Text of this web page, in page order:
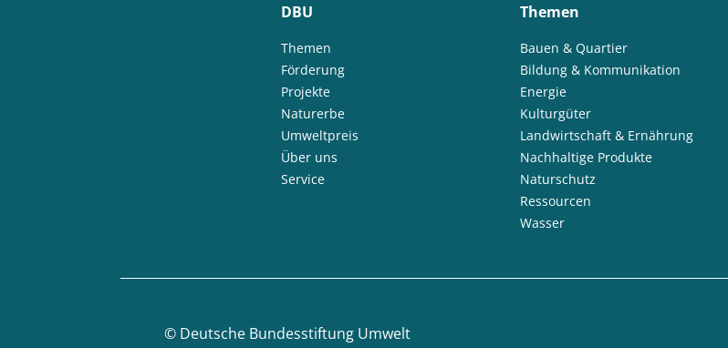
DBU
Themen
Förderung
Projekte
Naturerbe
Umweltpreis
Über uns
Service
Themen
Bauen & Quartier
Bildung & Kommunikation
Energie
Kulturgüter
Landwirtschaft & Ernährung
Nachhaltige Produkte
Naturschutz
Ressourcen
Wasser
© Deutsche Bundesstiftung Umwelt